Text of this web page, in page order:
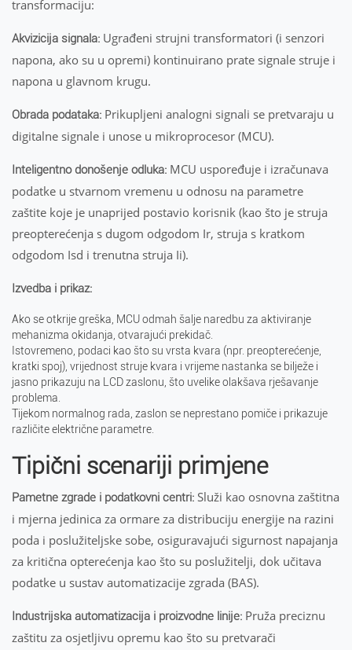
transformaciju:
Akvizicija signala: Ugrađeni strujni transformatori (i senzori
napona, ako su u opremi) kontinuirano prate signale struje i
napona u glavnom krugu.
Obrada podataka: Prikupljeni analogni signali se pretvaraju u
digitalne signale i unose u mikroprocesor (MCU).
Inteligentno donošenje odluka: MCU uspoređuje i izračunava
podatke u stvarnom vremenu u odnosu na parametre
zaštite koje je unaprijed postavio korisnik (kao što je struja
preopterećenja s dugom odgodom Ir, struja s kratkom
odgodom Isd i trenutna struja Ii).
Izvedba i prikaz:
Ako se otkrije greška, MCU odmah šalje naredbu za aktiviranje
mehanizma okidanja, otvarajući prekidač.
Istovremeno, podaci kao što su vrsta kvara (npr. preopterećenje,
kratki spoj), vrijednost struje kvara i vrijeme nastanka se bilježe i
jasno prikazuju na LCD zaslonu, što uvelike olakšava rješavanje
problema.
Tijekom normalnog rada, zaslon se neprestano pomiče i prikazuje
različite električne parametre.
Tipični scenariji primjene
Pametne zgrade i podatkovni centri: Služi kao osnovna zaštitna
i mjerna jedinica za ormare za distribuciju energije na razini
poda i poslužiteljske sobe, osiguravajući sigurnost napajanja
za kritična opterećenja kao što su poslužitelji, dok učitava
podatke u sustav automatizacije zgrada (BAS).
Industrijska automatizacija i proizvodne linije: Pruža preciznu
zaštitu za osjetljivu opremu kao što su pretvarači